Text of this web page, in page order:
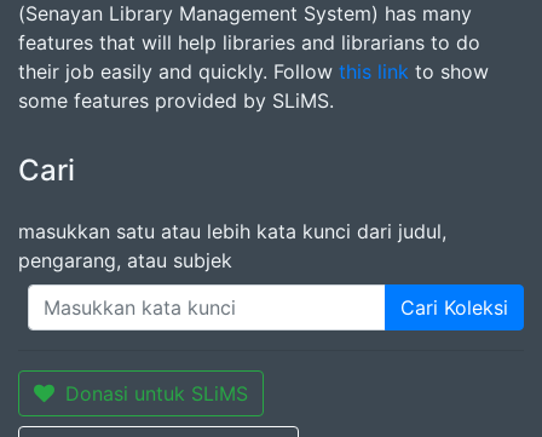
(Senayan Library Management System) has many
features that will help libraries and librarians to do
their job easily and quickly. Follow this link to show
some features provided by SLiMS.
Cari
masukkan satu atau lebih kata kunci dari judul,
pengarang, atau subjek
Cari Koleksi
Donasi untuk SLiMS